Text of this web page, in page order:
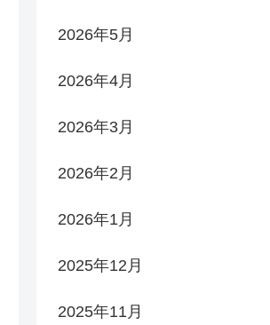
2026年5月
2026年4月
2026年3月
2026年2月
2026年1月
2025年12月
2025年11月